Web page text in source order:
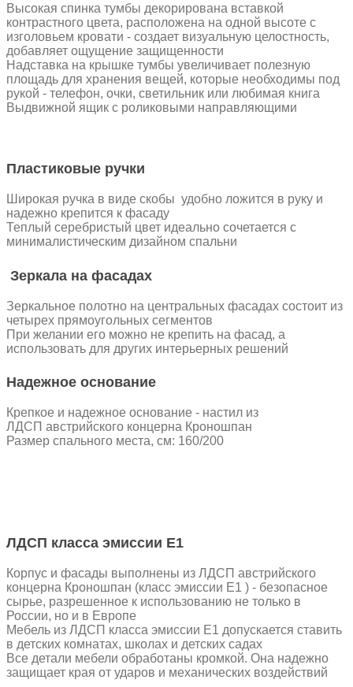
Высокая спинка тумбы декорирована вставкой
контрастного цвета, расположена на одной высоте с
изголовьем кровати - создает визуальную целостность,
добавляет ощущение защищенности
Надставка на крышке тумбы увеличивает полезную
площадь для хранения вещей, которые необходимы под
рукой - телефон, очки, светильник или любимая книга
Выдвижной ящик с роликовыми направляющими
Пластиковые ручки
Широкая ручка в виде скобы удобно ложится в руку и
надежно крепится к фасаду
Теплый серебристый цвет идеально сочетается с
минималистическим дизайном спальни
Зеркала на фасадах
Зеркальное полотно на центральных фасадах состоит из
четырех прямоугольных сегментов
При желании его можно не крепить на фасад, а
использовать для других интерьерных решений
Надежное основание
Крепкое и надежное основание - настил из
ЛДСП австрийского концерна Кроношпан
Размер спального места, см: 160/200
ЛДСП класса эмиссии Е1
Корпус и фасады выполнены из ЛДСП австрийского
концерна Кроношпан (класс эмиссии Е1 ) - безопасное
сырье, разрешенное к использованию не только в
России, но и в Европе
Мебель из ЛДСП класса эмиссии Е1 допускается ставить
в детских комнатах, школах и детских садах
Все детали мебели обработаны кромкой. Она надежно
защищает края от ударов и механических воздействий